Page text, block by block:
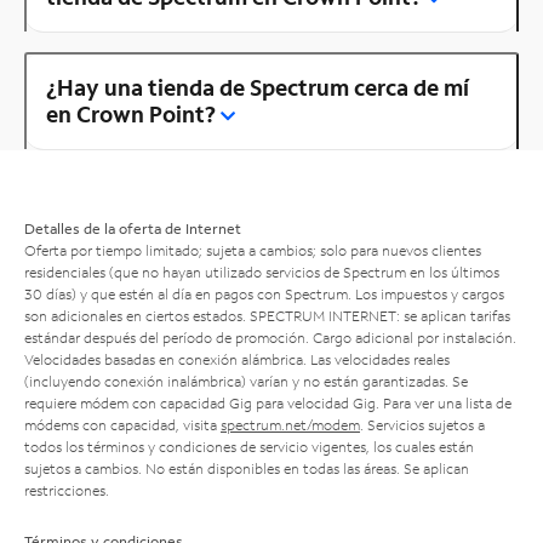
¿Hay una tienda de Spectrum cerca de mí
en Crown Point?
Detalles de la oferta de Internet
Oferta por tiempo limitado; sujeta a cambios; solo para nuevos clientes
residenciales (que no hayan utilizado servicios de Spectrum en los últimos
30 días) y que estén al día en pagos con Spectrum. Los impuestos y cargos
son adicionales en ciertos estados. SPECTRUM INTERNET: se aplican tarifas
estándar después del período de promoción. Cargo adicional por instalación.
Velocidades basadas en conexión alámbrica. Las velocidades reales
(incluyendo conexión inalámbrica) varían y no están garantizadas. Se
requiere módem con capacidad Gig para velocidad Gig. Para ver una lista de
módems con capacidad, visita spectrum.net/modem . Servicios sujetos a
todos los términos y condiciones de servicio vigentes, los cuales están
sujetos a cambios. No están disponibles en todas las áreas. Se aplican
restricciones.